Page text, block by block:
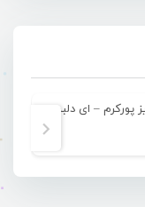
پورکرم – ای دلبروم